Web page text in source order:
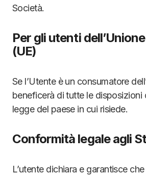
Società.
Per gli utenti
(UE)
Se l’Utente è un consumatore
beneficerà di tutte le disposizioni
legge del paese in cui risiede.
Conformità legale agli
L’utente dichiara e garantisce